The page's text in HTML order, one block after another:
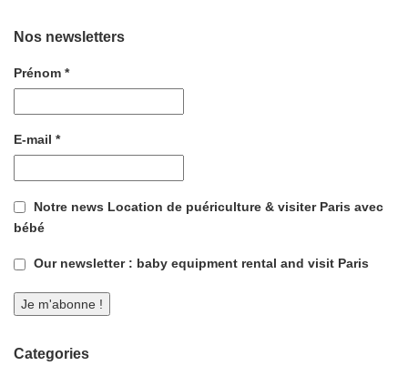
Nos newsletters
Prénom *
E-mail *
Notre news Location de puériculture & visiter Paris avec
bébé
Our newsletter : baby equipment rental and visit Paris
Categories